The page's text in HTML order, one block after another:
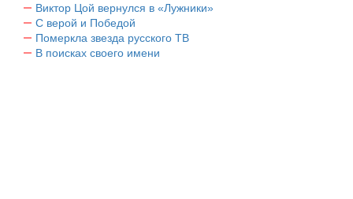
Виктор Цой вернулся в «Лужники»
С верой и Победой
Померкла звезда русского ТВ
В поисках своего имени